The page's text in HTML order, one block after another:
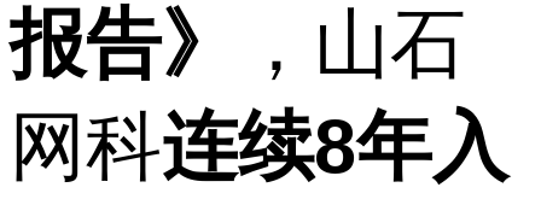
报告》
，山石
网科连续8年入